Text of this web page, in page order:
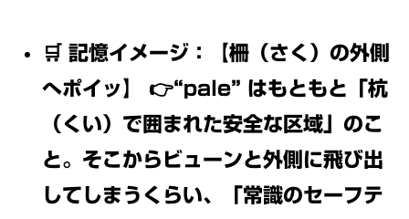
🛒 記憶イメージ：【柵（さく）の外側
へポイッ】 👉“pale” はもともと「杭
（くい）で囲まれた安全な区域」のこ
と。そこからビューンと外側に飛び出
してしまうくらい、「常識のセーフテ